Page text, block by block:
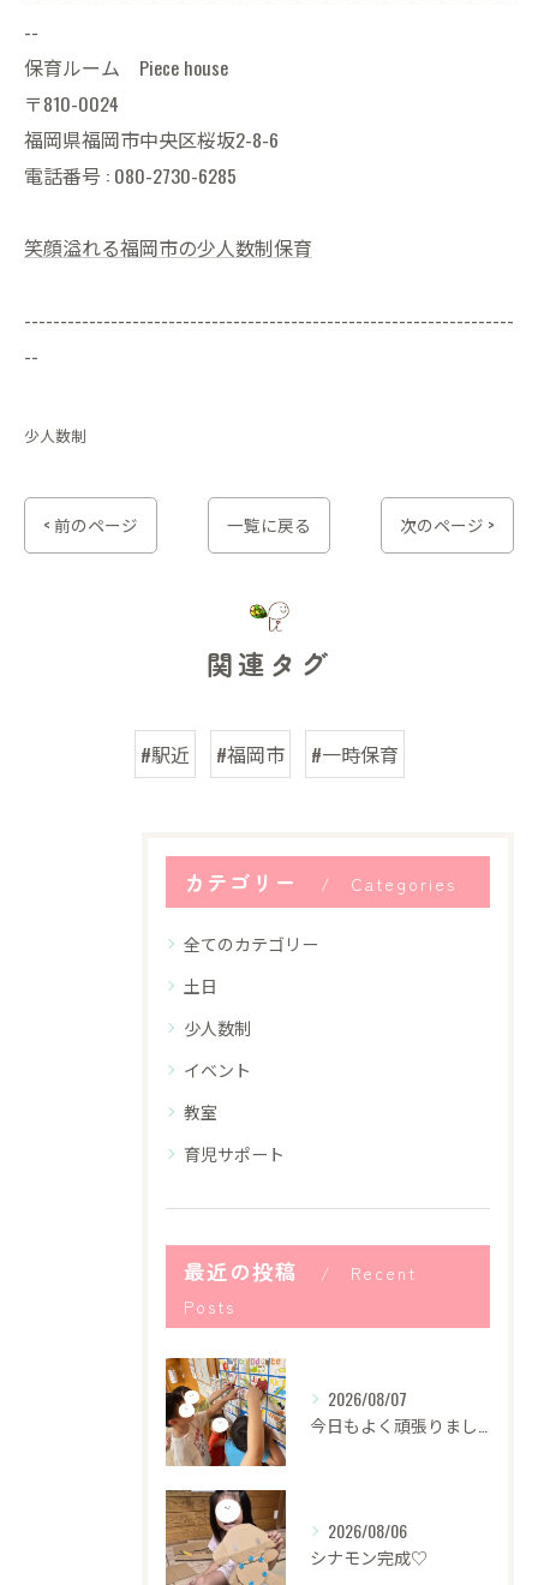
--
保育ルーム Piece house
〒810-0024
福岡県福岡市中央区桜坂2-8-6
電話番号 : 080-2730-6285
笑顔溢れる福岡市の少人数制保育
--------------------------------------------------------------------
--
少人数制
< 前のページ 一覧に戻る 次のページ >
関連タグ
#駅近 #福岡市 #一時保育
カテゴリー Categories
全てのカテゴリー
土日
少人数制
イベント
教室
育児サポート
最近の投稿
Recent
Posts
2026/08/07
2026/08/06
シナモン完成♡